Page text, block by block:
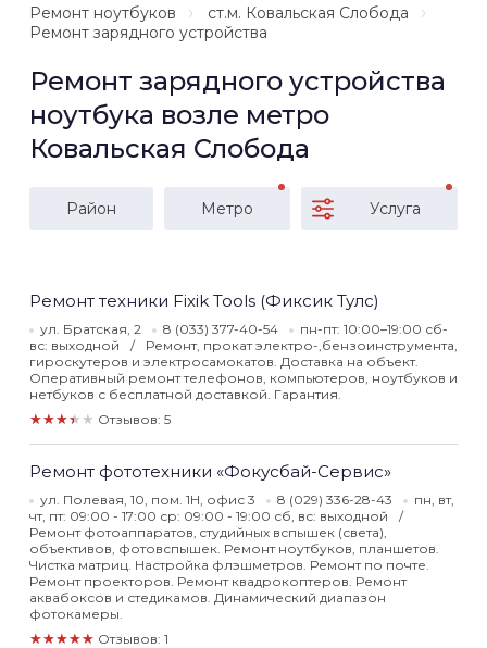
Ремонт ноутбуков
ст.м. Ковальская Слобода
Ремонт зарядного устройства
Ремонт зарядного устройства
ноутбука возле метро
Ковальская Слобода
Район Метро Услуга
Ремонт техники Fixik Tools (Фиксик Тулс)
ул. Братская, 2 8 (033) 377-40-54
пн-пт: 10:00–19:00 сб-
вс: выходной
Ремонт, прокат электро-,бензоинструмента,
гироскутеров и электросамокатов. Доставка на объект.
Оперативный ремонт телефонов, компьютеров, ноутбуков и
нетбуков с бесплатной доставкой. Гарантия.
★★★★★ Отзывов: 5
Ремонт фототехники «Фокусбай-Сервис»
ул. Полевая, 10, пом. 1Н, офис 3 8 (029) 336-28-43
пн, вт,
чт, пт: 09:00 - 17:00 ср: 09:00 - 19:00 сб, вс: выходной
Ремонт фотоаппаратов, cтудийных вспышек (света),
объективов, фотовспышек. Ремонт ноутбуков, планшетов.
Чистка матриц. Настройка флэшметров. Ремонт по почте.
Ремонт проекторов. Ремонт квадрокоптеров. Ремонт
аквабоксов и стедикамов. Динамический диапазон
фотокамеры.
★★★★★ Отзывов: 1